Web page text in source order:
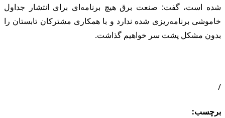
شده است، گفت: صنعت برق هیچ برنامه‌ای برای انتشار جداول
خاموشی برنامه‌ریزی شده ندارد و با همکاری مشترکان تابستان را
بدون مشکل پشت سر خواهیم گذاشت.
/
برچسب: